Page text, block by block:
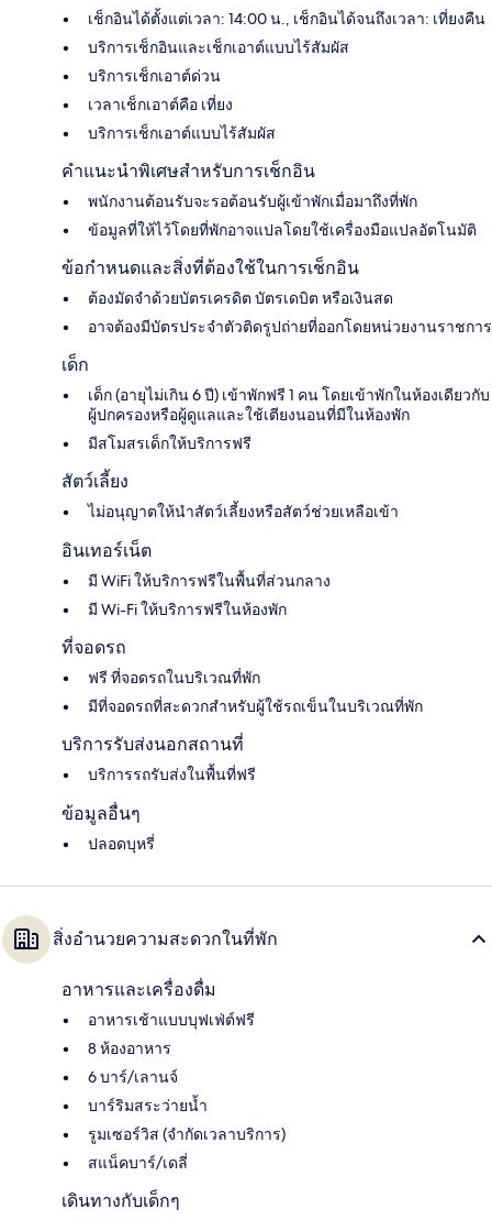
เช็กอินได้ตั้งแต่เวลา: 14:00 น., เช็กอินได้จนถึงเวลา: เที่ยงคืน
บริการเช็กอินและเช็กเอาต์แบบไร้สัมผัส
บริการเช็กเอาต์ด่วน
เวลาเช็กเอาต์คือ เที่ยง
บริการเช็กเอาต์แบบไร้สัมผัส
คำแนะนำพิเศษสำหรับการเช็กอิน
พนักงานต้อนรับจะรอต้อนรับผู้เข้าพักเมื่อมาถึงที่พัก
ข้อมูลที่ให้ไว้โดยที่พักอาจแปลโดยใช้เครื่องมือแปลอัตโนมัติ
ข้อกำหนดและสิ่งที่ต้องใช้ในการเช็กอิน
ต้องมัดจำด้วยบัตรเครดิต บัตรเดบิต หรือเงินสด
อาจต้องมีบัตรประจำตัวติดรูปถ่ายที่ออกโดยหน่วยงานราชการ
เด็ก
เด็ก (อายุไม่เกิน 6 ปี) เข้าพักฟรี 1 คน โดยเข้าพักในห้องเดียวกับ
ผู้ปกครองหรือผู้ดูแลและใช้เตียงนอนที่มีในห้องพัก
มีสโมสรเด็กให้บริการฟรี
สัตว์เลี้ยง
ไม่อนุญาตให้นำสัตว์เลี้ยงหรือสัตว์ช่วยเหลือเข้า
อินเทอร์เน็ต
มี WiFi ให้บริการฟรีในพื้นที่ส่วนกลาง
มี Wi-Fi ให้บริการฟรีในห้องพัก
ที่จอดรถ
ฟรี ที่จอดรถในบริเวณที่พัก
มีที่จอดรถที่สะดวกสำหรับผู้ใช้รถเข็นในบริเวณที่พัก
บริการรับส่งนอกสถานที่
บริการรถรับส่งในพื้นที่ฟรี
ข้อมูลอื่นๆ
ปลอดบุหรี่
สิ่งอำนวยความสะดวกในที่พัก
อาหารและเครื่องดื่ม
อาหารเช้าแบบบุฟเฟ่ต์ฟรี
8 ห้องอาหาร
6 บาร์/เลานจ์
บาร์ริมสระว่ายน้ำ
รูมเซอร์วิส (จำกัดเวลาบริการ)
สแน็คบาร์/เดลี่
เดินทางกับเด็กๆ